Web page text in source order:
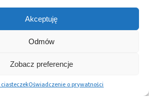
Akceptuję
Odmów
Zobacz preferencje
Oświadczenie o prywatności